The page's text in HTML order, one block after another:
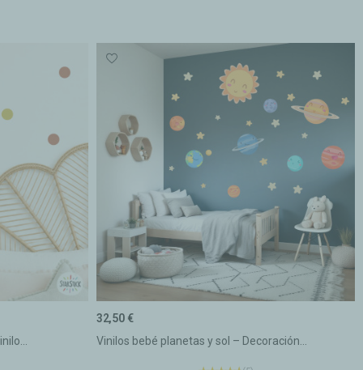
Vinilos bebé planetas y sol – Decoración...
32,50 €